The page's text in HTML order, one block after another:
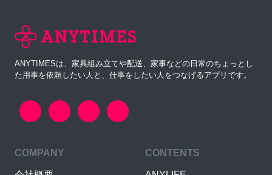
ANYTIMESは、家具組み立てや配送、家事などの日常のちょっとし
た用事を依頼したい人と、仕事をしたい人をつなげるアプリです。
COMPANY CONTENTS